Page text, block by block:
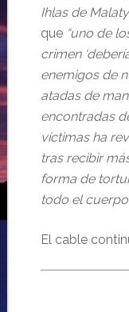
Ihlas de
que “uno de
crimen
enemigos de
atadas de
encontradas
víctimas ha
tras recibir
forma de
todo el
El cable